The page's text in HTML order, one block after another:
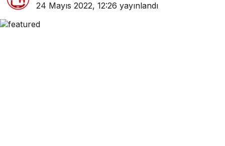
24 Mayıs 2022, 12:26 yayınlandı